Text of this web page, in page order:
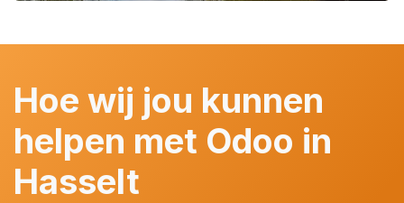
Hoe wij jou kunnen
helpen met Odoo in
Hasselt